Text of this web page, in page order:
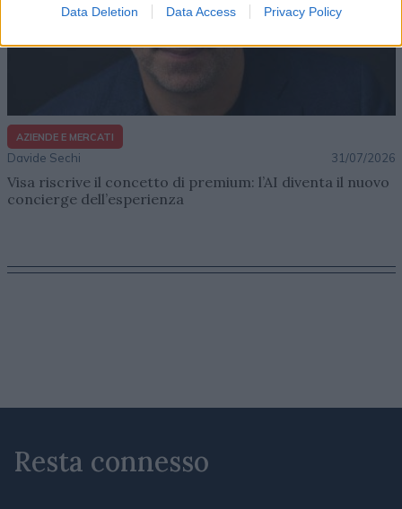
Data Deletion Data Access Privacy Policy
AZIENDE E MERCATI
Davide Sechi 31/07/2026
Visa riscrive il concetto di premium: l’AI diventa il nuovo
concierge dell’esperienza
Resta connesso